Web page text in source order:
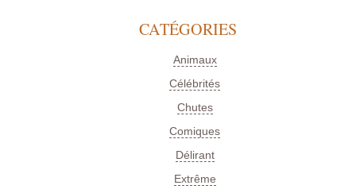
CATÉGORIES
Animaux
Célébrités
Chutes
Comiques
Délirant
Extrême